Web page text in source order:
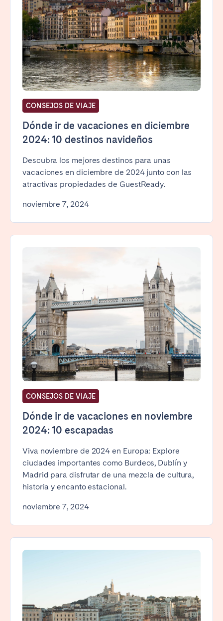
CONSEJOS DE VIAJE
Dónde ir de vacaciones en diciembre
2024: 10 destinos navideños
Descubra los mejores destinos para unas
vacaciones en diciembre de 2024 junto con las
atractivas propiedades de GuestReady.
noviembre 7, 2024
CONSEJOS DE VIAJE
Dónde ir de vacaciones en noviembre
2024: 10 escapadas
Viva noviembre de 2024 en Europa: Explore
ciudades importantes como Burdeos, Dublín y
Madrid para disfrutar de una mezcla de cultura,
historia y encanto estacional.
noviembre 7, 2024